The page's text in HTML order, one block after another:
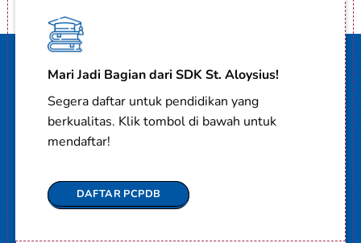
Mari Jadi Bagian dari SDK St. Aloysius!
Segera daftar untuk pendidikan yang
berkualitas. Klik tombol di bawah untuk
mendaftar!
DAFTAR PCPDB